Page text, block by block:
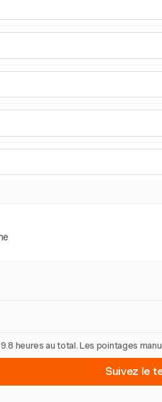
heures au total. Les pointages
Suivez le